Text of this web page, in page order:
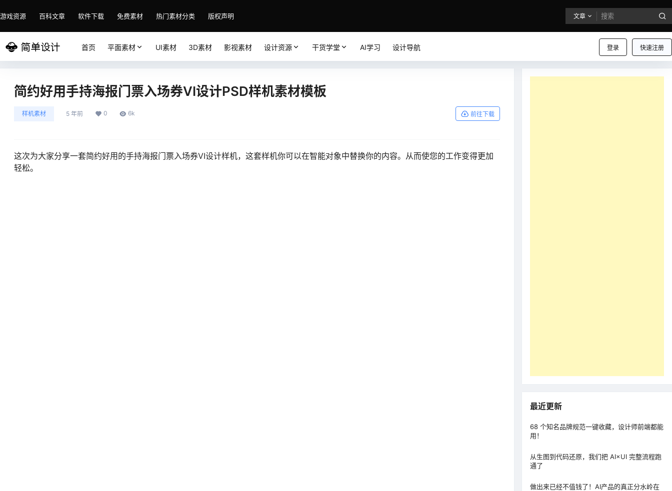
游戏资源 百科文章 软件下载 免费素材 热门素材分类 版权声明 文章
登录 快速注册
首页 平面素材 UI素材 3D素材 影视素材 设计资源 干货学堂 AI学习 设计导航
简约好用手持海报门票入场券VI设计PSD样机素材模板
样机素材 5 年前 0 6k 前往下载
这次为大家分享一套简约好用的手持海报门票入场券VI设计样机，这套样机你可以在智能对象中替换你的内容。从而使您的工作变得更加
轻松。
最近更新
68 个知名品牌规范一键收藏，设计师前端都能
用！
从生图到代码还原，我们把 AI×UI 完整流程跑
通了
做出来已经不值钱了！AI产品的真正分水岭在